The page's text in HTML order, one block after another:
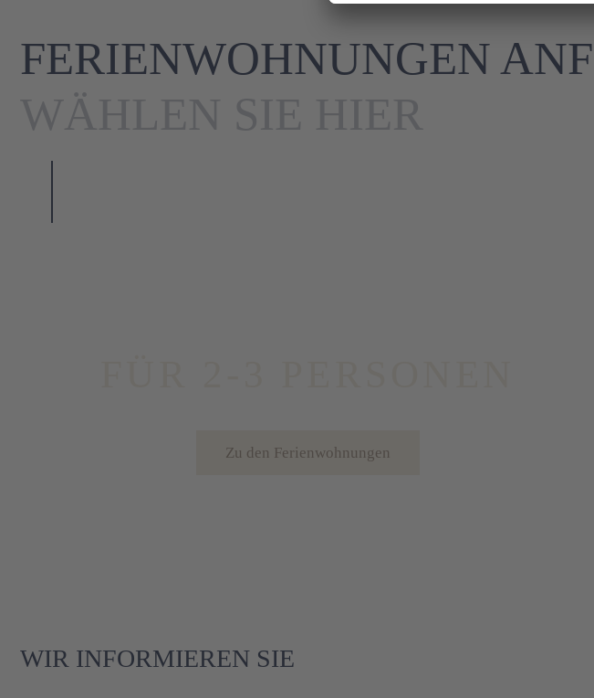
FERIENWOHNUNGEN
Zu den Ferienwohnungen
WIR INFORMIEREN SIE